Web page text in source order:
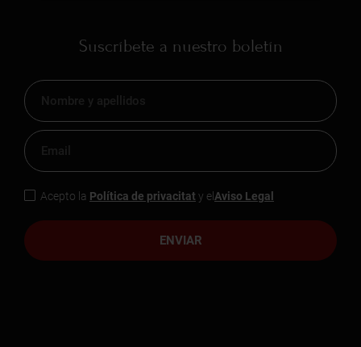
Suscríbete a nuestro boletín
ENVIAR
Acepto la Política de privacitat y el Aviso Legal